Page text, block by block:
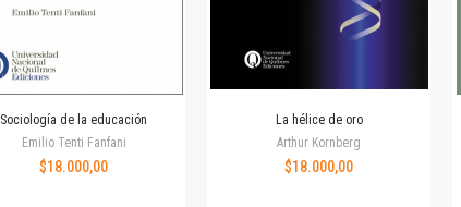
La ideología argentina
Textos para la enseñanza universitaria
Intersecciones
Convergencia. Entre memoria y sociedad
Filosofía y ciencia
Sociología de la educación
Emilio Tenti Fanfani
$18.000,00
La hélice de oro
Arthur Kornberg
$18.000,00